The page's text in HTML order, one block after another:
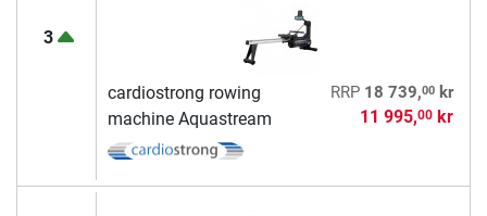
3
cardiostrong rowing
machine Aquastream
RRP 18 739,00kr
11 995,00kr